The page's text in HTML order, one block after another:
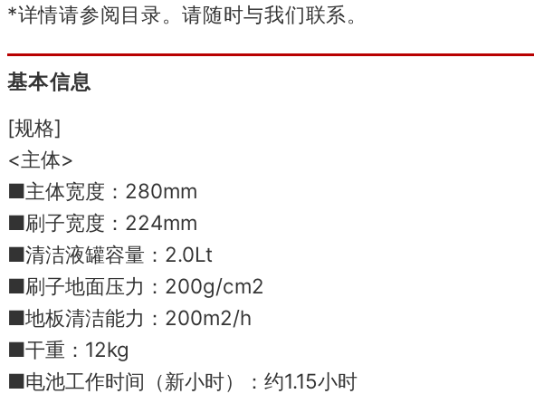
*详情请参阅目录。请随时与我们联系。
基本信息
[规格]
<主体>
■主体宽度：280mm
■刷子宽度：224mm
■清洁液罐容量：2.0Lt
■刷子地面压力：200g/cm2
■地板清洁能力：200m2/h
■干重：12kg
■电池工作时间（新小时）：约1.15小时